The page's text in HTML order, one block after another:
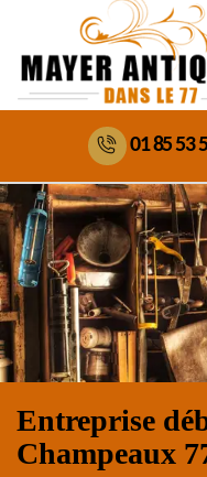
01 85 53
Entreprise
Champeaux